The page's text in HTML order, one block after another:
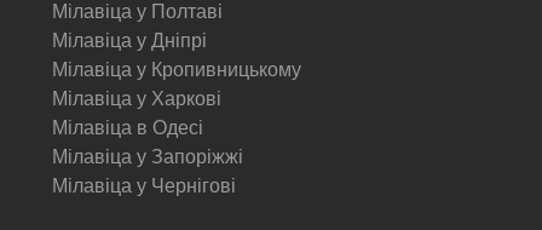
Мілавіца у Полтаві
Мілавіца у Дніпрі
Мілавіца у Кропивницькому
Мілавіца у Харкові
Мілавіца в Одесі
Мілавіца у Запоріжжі
Мілавіца у Чернігові